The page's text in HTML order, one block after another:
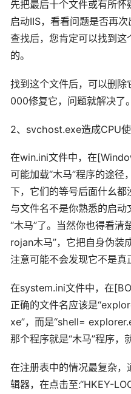
先把最后十个文件或有所
启动IIS，看看问题是否再
查找后，您肯定可以找到
的。
找到这个文件后，可以删除
000修复它，问题就解决了。
2、svchost.exe造成CPU
在win.ini文件中，在
可能加载“木马”程序的途
下，它们的等号后面什幺
与文件名不是你熟悉的启
“木马”了。当然你也得看清
rojan木马”，它把自身伪
注意可能不会发现它不是真
在system.ini文件中，在
正确的文件名应该是
xe”，而是“shell=
那个程序就是“木马”程序，
在注册表中的情况最复杂
辑器，在点击至:“HKEY-